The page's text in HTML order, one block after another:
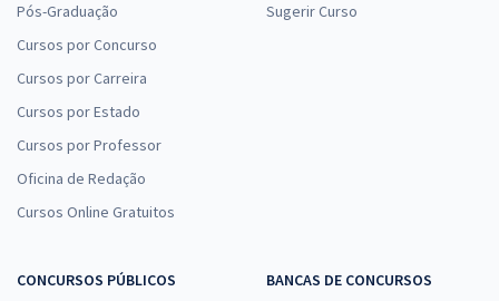
Pós-Graduação
Cursos por Concurso
Cursos por Carreira
Cursos por Estado
Cursos por Professor
Oficina de Redação
Cursos Online Gratuitos
Sugerir Curso
CONCURSOS PÚBLICOS
BANCAS DE CONCURSOS